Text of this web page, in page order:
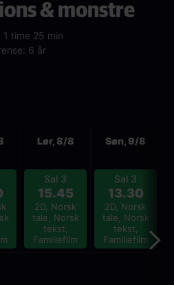
& monstre
1 time 25 min
6 år
Lør, 8/8
Sal 3
15.45
2D, Norsk
tale, Norsk
tekst,
Familiefilm
Søn, 9/8
Sal 3
13.30
2D, Norsk
tale, Norsk
tekst,
Familiefilm